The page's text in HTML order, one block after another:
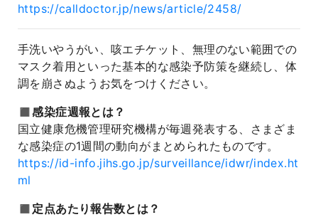
https://calldoctor.jp/news/article/2458/
手洗いやうがい、咳エチケット、無理のない範囲での
マスク着用といった基本的な感染予防策を継続し、体
調を崩さぬようお気をつけください。
◼️感染症週報とは？
国立健康危機管理研究機構が毎週発表する、さまざま
な感染症の1週間の動向がまとめられたものです。
https://id-info.jihs.go.jp/surveillance/idwr/index.ht
ml
◼️定点あたり報告数とは？